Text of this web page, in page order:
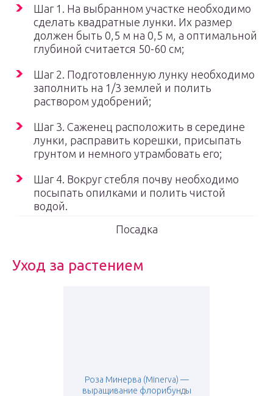
Шаг 1. На выбранном участке необходимо
сделать квадратные лунки. Их размер
должен быть 0,5 м на 0,5 м, а оптимальной
глубиной считается 50-60 см;
Шаг 2. Подготовленную лунку необходимо
заполнить на 1/3 землей и полить
раствором удобрений;
Шаг 3. Саженец расположить в середине
лунки, расправить корешки, присыпать
грунтом и немного утрамбовать его;
Шаг 4. Вокруг стебля почву необходимо
посыпать опилками и полить чистой
водой.
Посадка
Уход за растением
Роза Минерва (Minerva) —
выращивание флорибунды